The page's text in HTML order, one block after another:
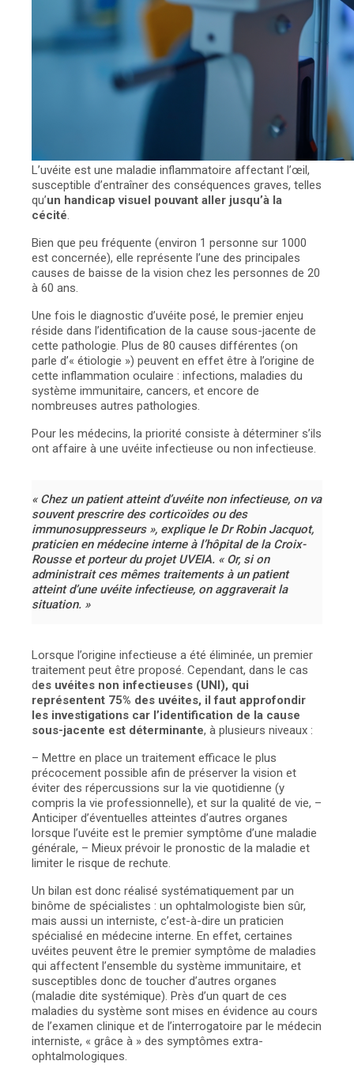
L’uvéite est une maladie inflammatoire affectant l’œil,
susceptible d’entraîner des conséquences graves, telles
qu’un handicap visuel pouvant aller jusqu’à la
cécité.
Bien que peu fréquente (environ 1 personne sur 1000
est concernée), elle représente l’une des principales
causes de baisse de la vision chez les personnes de 20
à 60 ans.
Une fois le diagnostic d’uvéite posé, le premier enjeu
réside dans l’identification de la cause sous-jacente de
cette pathologie. Plus de 80 causes différentes (on
parle d’« étiologie ») peuvent en effet être à l’origine de
cette inflammation oculaire : infections, maladies du
système immunitaire, cancers, et encore de
nombreuses autres pathologies.
Pour les médecins, la priorité consiste à déterminer s’ils
ont affaire à une uvéite infectieuse ou non infectieuse.
« Chez un patient atteint d’uvéite non infectieuse, on va
souvent prescrire des corticoïdes ou des
immunosuppresseurs », explique le Dr Robin Jacquot,
praticien en médecine interne à l’hôpital de la Croix-
Rousse et porteur du projet UVEIA. « Or, si on
administrait ces mêmes traitements à un patient
atteint d’une uvéite infectieuse, on aggraverait la
situation. »
Lorsque l’origine infectieuse a été éliminée, un premier
traitement peut être proposé. Cependant, dans le cas
des uvéites non infectieuses (UNI), qui
représentent 75% des uvéites, il faut approfondir
les investigations car l’identification de la cause
sous-jacente est déterminante, à plusieurs niveaux :
– Mettre en place un traitement efficace le plus
précocement possible afin de préserver la vision et
éviter des répercussions sur la vie quotidienne (y
compris la vie professionnelle), et sur la qualité de vie, –
Anticiper d’éventuelles atteintes d’autres organes
lorsque l’uvéite est le premier symptôme d’une maladie
générale, – Mieux prévoir le pronostic de la maladie et
limiter le risque de rechute.
Un bilan est donc réalisé systématiquement par un
binôme de spécialistes : un ophtalmologiste bien sûr,
mais aussi un interniste, c’est-à-dire un praticien
spécialisé en médecine interne. En effet, certaines
uvéites peuvent être le premier symptôme de maladies
qui affectent l’ensemble du système immunitaire, et
susceptibles donc de toucher d’autres organes
(maladie dite systémique). Près d’un quart de ces
maladies du système sont mises en évidence au cours
de l’examen clinique et de l’interrogatoire par le médecin
interniste, « grâce à » des symptômes extra-
ophtalmologiques.